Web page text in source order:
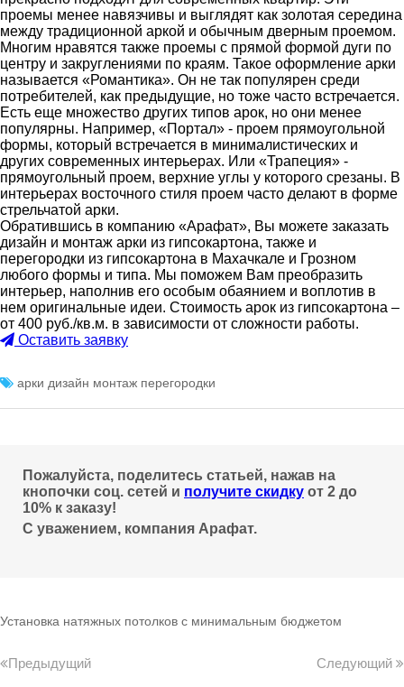
проемы менее навязчивы и выглядят как золотая середина
между традиционной аркой и обычным дверным проемом.
Многим нравятся также проемы с прямой формой дуги по
центру и закруглениями по краям. Такое оформление арки
называется «Романтика». Он не так популярен среди
потребителей, как предыдущие, но тоже часто встречается.
Есть еще множество других типов арок, но они менее
популярны. Например, «Портал» - проем прямоугольной
формы, который встречается в минималистических и
других современных интерьерах. Или «Трапеция» -
прямоугольный проем, верхние углы у которого срезаны. В
интерьерах восточного стиля проем часто делают в форме
стрельчатой арки.
Обратившись в компанию «Арафат», Вы можете заказать
дизайн и монтаж арки из гипсокартона, также и
перегородки из гипсокартона в Махачкале и Грозном
любого формы и типа. Мы поможем Вам преобразить
интерьер, наполнив его особым обаянием и воплотив в
нем оригинальные идеи. Стоимость арок из гипсокартона –
от 400 руб./кв.м. в зависимости от сложности работы.
Оставить заявку
арки дизайн монтаж перегородки
Пожалуйста, поделитесь статьей, нажав на
кнопочки соц. сетей и получите скидку от 2 до
10% к заказу!
С уважением, компания Арафат.
Установка натяжных потолков с минимальным бюджетом
Предыдущий Следующий